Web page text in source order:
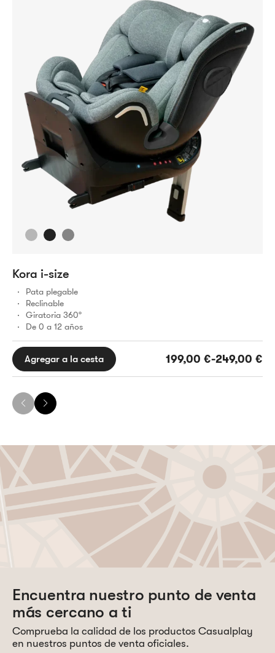
Kora i-size
Pata plegable
Reclinable
Giratoria 360º
De 0 a 12 años
Agregar a la cesta 199,00 €-249,00 €
Rango
249,00 €
Encuentra nuestro punto de venta
más cercano a ti
Comprueba la calidad de los productos Casualplay
en nuestros puntos de venta oficiales.